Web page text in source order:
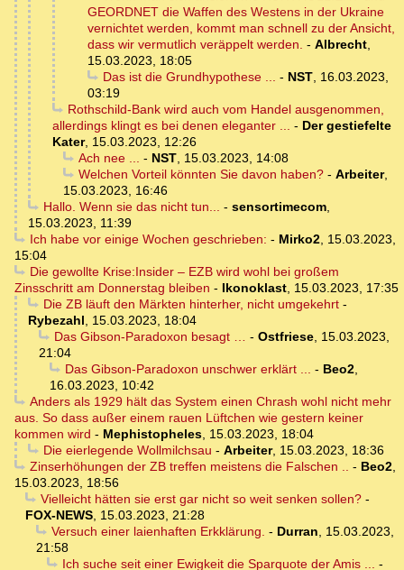
GEORDNET die Waffen des Westens in der Ukraine
vernichtet werden, kommt man schnell zu der Ansicht,
dass wir vermutlich veräppelt werden. - Albrecht,
15.03.2023, 18:05
Das ist die Grundhypothese ... - NST, 16.03.2023,
03:19
Rothschild-Bank wird auch vom Handel ausgenommen,
allerdings klingt es bei denen eleganter ... - Der gestiefelte
Kater, 15.03.2023, 12:26
Ach nee ... - NST, 15.03.2023, 14:08
Welchen Vorteil könnten Sie davon haben?- Arbeiter,
15.03.2023, 16:46
Hallo. Wenn sie das nicht tun... - sensortimecom,
15.03.2023, 11:39
Ich habe vor einige Wochen geschrieben: - Mirko2, 15.03.2023,
15:04
Die gewollte Krise:Insider – EZB wird wohl bei großem
Zinsschritt am Donnerstag bleiben - Ikonoklast, 15.03.2023, 17:35
Die ZB läuft den Märkten hinterher, nicht umgekehrt-
Rybezahl, 15.03.2023, 18:04
Das Gibson-Paradoxon besagt … - Ostfriese, 15.03.2023,
21:04
Das Gibson-Paradoxon unschwer erklärt ... - Beo2,
16.03.2023, 10:42
Anders als 1929 hält das System einen Chrash wohl nicht mehr
aus. So dass außer einem rauen Lüftchen wie gestern keiner
kommen wird - Mephistopheles, 15.03.2023, 18:04
Die eierlegende Wollmilchsau - Arbeiter, 15.03.2023, 18:36
Zinserhöhungen der ZB treffen meistens die Falschen .. - Beo2,
15.03.2023, 18:56
Vielleicht hätten sie erst gar nicht so weit senken sollen?-
FOX-NEWS, 15.03.2023, 21:28
Versuch einer laienhaften Erkklärung. - Durran, 15.03.2023,
21:58
Ich suche seit einer Ewigkeit die Sparquote der Amis ... -